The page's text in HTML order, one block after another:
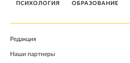
ПСИХОЛОГИЯ ОБРАЗОВАНИЕ
Редакция
Наши партнеры